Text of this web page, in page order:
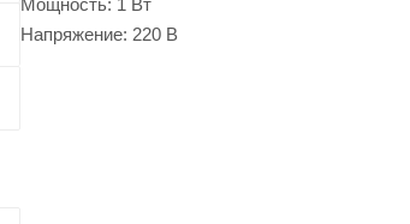
Мощность: 1 Вт
Напряжение: 220 В